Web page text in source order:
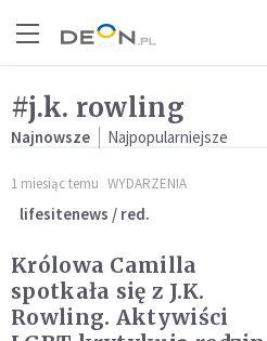
#j.k. rowling
Najnowsze Najpopularniejsze
1 miesiąc temu WYDARZENIA
lifesitenews / red.
Królowa Camilla
spotkała się z J.K.
Rowling. Aktywiści